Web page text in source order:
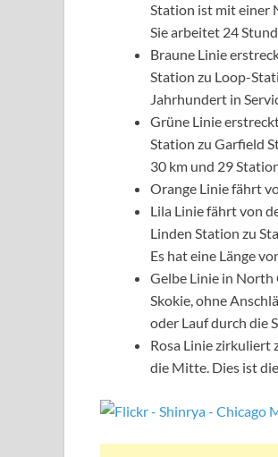
Station ist mit einer
Sie arbeitet 24
Braune Linie
Station zu Loop-
Jahrhundert in
Grüne Linie
Station zu Garfield
30 km und 29
Orange Linie fährt
Lila Linie fährt von
Linden Station zu
Es hat eine Länge
Gelbe Linie in North
Skokie, ohne
oder Lauf durch die
Rosa Linie zirkuliert
die Mitte. Dies ist